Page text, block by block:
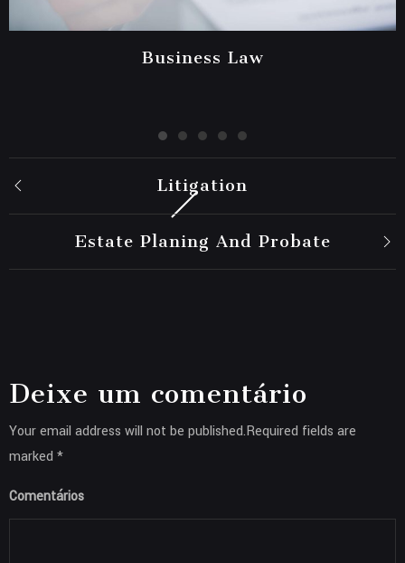
Business Law
Litigation
Estate Planing And Probate
Deixe um comentário
Your email address will not be published.Required fields are
marked *
Comentários